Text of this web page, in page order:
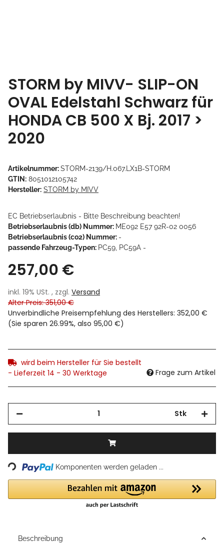
STORM by MIVV- SLIP-ON
OVAL Edelstahl Schwarz für
HONDA CB 500 X Bj. 2017 >
2020
Artikelnummer:STORM-2139/H.067.LX1B-STORM
GTIN: 8051012105742
Hersteller: STORM by MIVV
EC Betriebserlaubnis - Bitte Beschreibung beachten!
Betriebserlaubnis (db) Nummer: ME092 E57 92R-02 0056
Betriebserlaubnis (co2) Nummer: -
passende Fahrzeug-Typen: PC59, PC59A -
257,00 €
inkl. 19% USt. , zzgl. Versand
Alter Preis: 351,00 €
Unverbindliche Preisempfehlung des Herstellers: 352,00 €
(Sie sparen 26.99%, also 95,00 €)
wird beim Hersteller für Sie bestellt
- Lieferzeit 14 - 30 Werktage
Frage zum Artikel
Stk
Loading... Komponenten werden geladen ...
Beschreibung